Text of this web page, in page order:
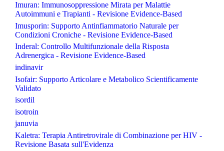
Imuran: Immunosoppressione Mirata per Malattie
Autoimmuni e Trapianti - Revisione Evidence-Based
Imusporin: Supporto Antinfiammatorio Naturale per
Condizioni Croniche - Revisione Evidence-Based
Inderal: Controllo Multifunzionale della Risposta
Adrenergica - Revisione Evidence-Based
indinavir
Isofair: Supporto Articolare e Metabolico Scientificamente
Validato
isordil
isotroin
januvia
Kaletra: Terapia Antiretrovirale di Combinazione per HIV -
Revisione Basata sull'Evidenza